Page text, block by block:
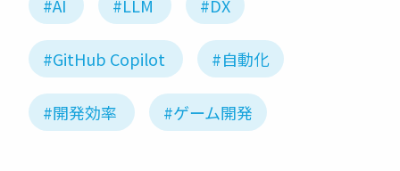
#AI #LLM #DX
#GitHub Copilot #自動化
#開発効率 #ゲーム開発